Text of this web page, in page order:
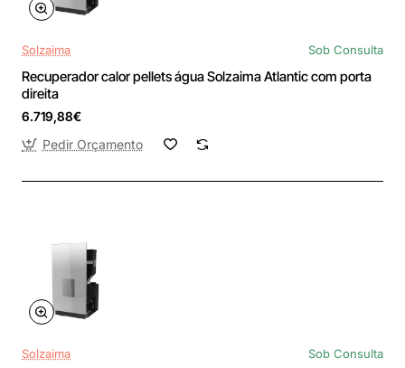
Solzaima Sob Consulta
Recuperador calor pellets água Solzaima Atlantic com porta
direita
6.719,88€
Pedir Orçamento
Solzaima Sob Consulta